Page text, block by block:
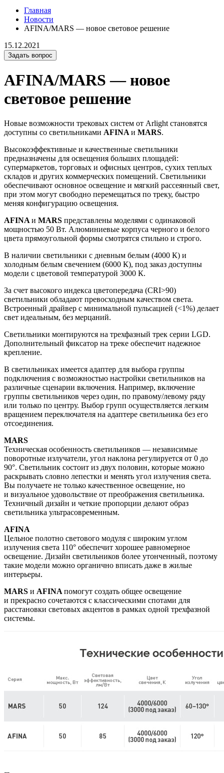
Главная
Новости
AFINA/MARS — новое световое решение
15.12.2021
Задать вопрос
AFINA/MARS — новое
световое решение
Новые возможности трековых систем от Arlight становятся
доступны со светильниками AFINA и MARS.
Высокоэффективные и качественные светильники
предназначены для освещения больших площадей:
супермаркетов, торговых и офисных центров, сухих теплых
складов и других коммерческих помещений. Светильники
обеспечивают основное освещение и мягкий рассеянный свет,
при этом могут свободно перемещаться по треку, быстро
меняя конфигурацию освещения.
AFINA и MARS представлены моделями с одинаковой
мощностью 50 Вт. Алюминиевые корпуса черного и белого
цвета прямоугольной формы смотрятся стильно и строго.
В наличии светильники с дневным белым (4000 К) и
холодным белым свечением (6000 К), под заказ доступны
модели с цветовой температурой 3000 К.
За счет высокого индекса цветопередача (CRI>90)
светильники обладают превосходным качеством света.
Встроенный драйвер с минимальной пульсацией (<1%) делает
свет идеальным, без мерцаний.
Светильники монтируются на трехфазный трек серии LGD.
Дополнительный фиксатор на треке обеспечит надежное
крепление.
В светильниках имеется адаптер для выбора группы
подключения с возможностью настройки светильников на
различные сценарии включения. Например, включение
группы светильников через один, по правому/левому ряду
или только по центру. Выбор групп осуществляется легким
вращением переключателя на адаптере светильника без его
отсоединения.
MARS
Техническая особенность светильников — независимые
поворотные излучатели, угол наклона регулируется от 0 до
90°. Светильник состоит из двух половин, которые можно
раскрывать словно лепестки и менять угол излучения света.
Вы получаете не только качественное освещение, но
и визуальное удовольствие от преображения светильника.
Техничный дизайн и четкие пропорции делают образ
светильника ультрасовременным.
AFINA
Цельное полотно светового модуля с широким углом
излучения света 110° обеспечит хорошее равномерное
освещение. Дизайн светильников более утонченный, поэтому
такие модели можно органично вписать даже в жилые
интерьеры.
MARS и AFINA помогут создать общее освещение
и прекрасно сочетаются с классическими спотами для
расстановки световых акцентов в рамках одной трехфазной
системы.